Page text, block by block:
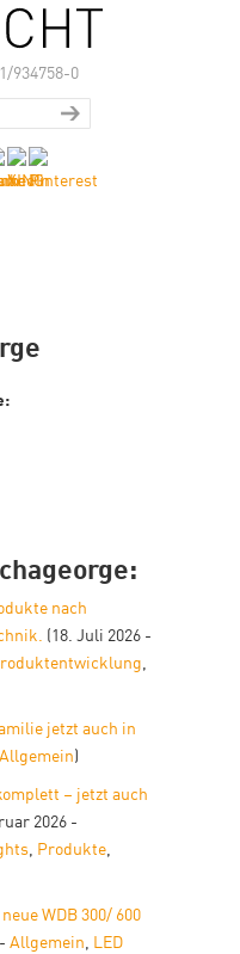
934758-0
nach
(18. Juli 2026 -
,
jetzt auch in
Allgemein)
– jetzt auch
2026 -
, Produkte,
WDB 300/ 600
Allgemein, LED